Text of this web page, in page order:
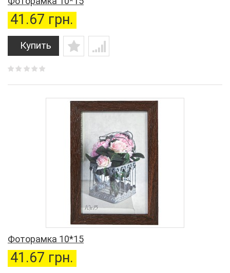
41.67 грн.
Купить
Фоторамка 10*15
41.67 грн.